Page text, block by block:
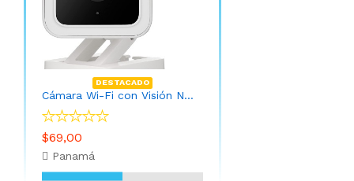
DESTACADO
Cámara Wi-Fi con Visión Nocturna (Instalación INCLUIDA y APP)
$69,00
Panamá